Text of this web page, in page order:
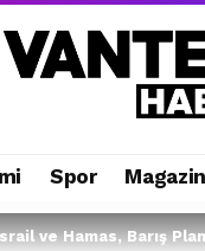
Spor Magazin
ve Hamas, Barış